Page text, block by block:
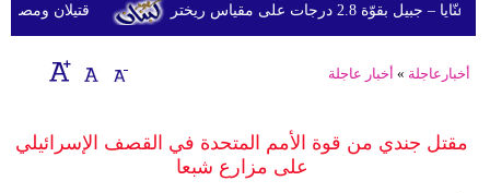
ثقافة
إقتصاد
وموسيقى
قتيلان ومصابون جراء 14 غارة إسرائيلية على 2.8 درجات على مقياس ريختر
أخبارعاجلة » أخبار عاجلة
مقتل جندي من قوة الأمم المتحدة في القصف الإسرائيلي
على مزارع شبعا